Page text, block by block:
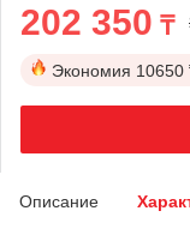
202 350 ₸
Экономия 10650
Описание